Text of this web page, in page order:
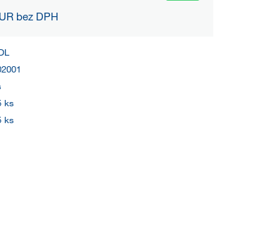
bez DPH
ks
ks